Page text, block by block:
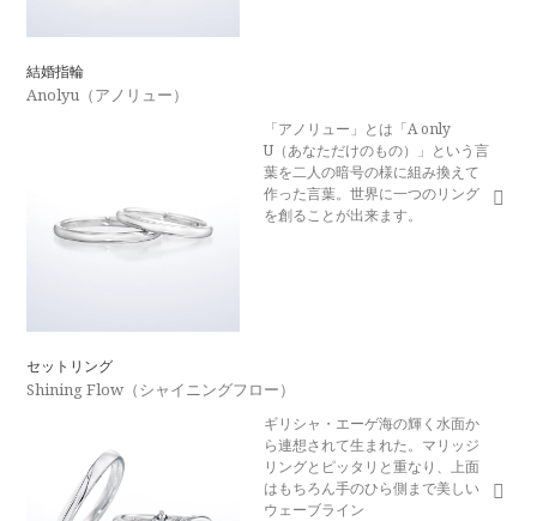
結婚指輪
Anolyu（アノリュー）
「アノリュー」とは「A only
U（あなただけのもの）」という言
葉を二人の暗号の様に組み換えて
作った言葉。世界に一つのリング
を創ることが出来ます。
セットリング
Shining Flow（シャイニングフロー）
ギリシャ・エーゲ海の輝く水面か
ら連想されて生まれた。マリッジ
リングとピッタリと重なり、上面
はもちろん手のひら側まで美しい
ウェーブライン